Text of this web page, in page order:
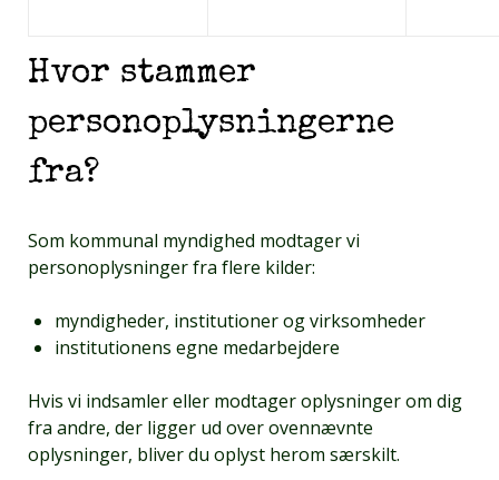
Hvor stammer
personoplysningerne
fra?
Som kommunal myndighed modtager vi
personoplysninger fra flere kilder:
myndigheder, institutioner og virksomheder
institutionens egne medarbejdere
Hvis vi indsamler eller modtager oplysninger om dig
fra andre, der ligger ud over ovennævnte
oplysninger, bliver du oplyst herom særskilt.